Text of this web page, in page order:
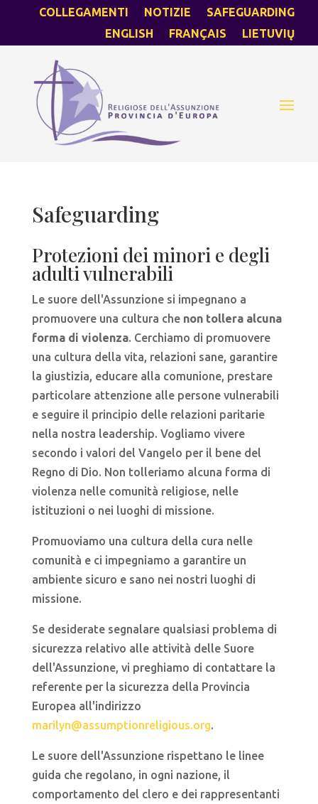
COLLEGAMENTI NOTIZIE
SAFEGUARDING
ENGLISH
FRANÇAIS LIETUVIŲ
Safeguarding
Protezioni dei minori e degli
adulti vulnerabili
Le suore dell'Assunzione si impegnano a
promuovere una cultura che non tollera alcuna
forma di violenza. Cerchiamo di promuovere
una cultura della vita, relazioni sane, garantire
la giustizia, educare alla comunione, prestare
particolare attenzione alle persone vulnerabili
e seguire il principio delle relazioni paritarie
nella nostra leadership. Vogliamo vivere
secondo i valori del Vangelo per il bene del
Regno di Dio. Non tolleriamo alcuna forma di
violenza nelle comunità religiose, nelle
istituzioni o nei luoghi di missione.
Promuoviamo una cultura della cura nelle
comunità e ci impegniamo a garantire un
ambiente sicuro e sano nei nostri luoghi di
missione.
Se desiderate segnalare qualsiasi problema di
sicurezza relativo alle attività delle Suore
dell'Assunzione, vi preghiamo di contattare la
referente per la sicurezza della Provincia
Europea all'indirizzo
marilyn@assumptionreligious.org.
Le suore dell'Assunzione rispettano le linee
guida che regolano, in ogni nazione, il
comportamento del clero e dei rappresentanti